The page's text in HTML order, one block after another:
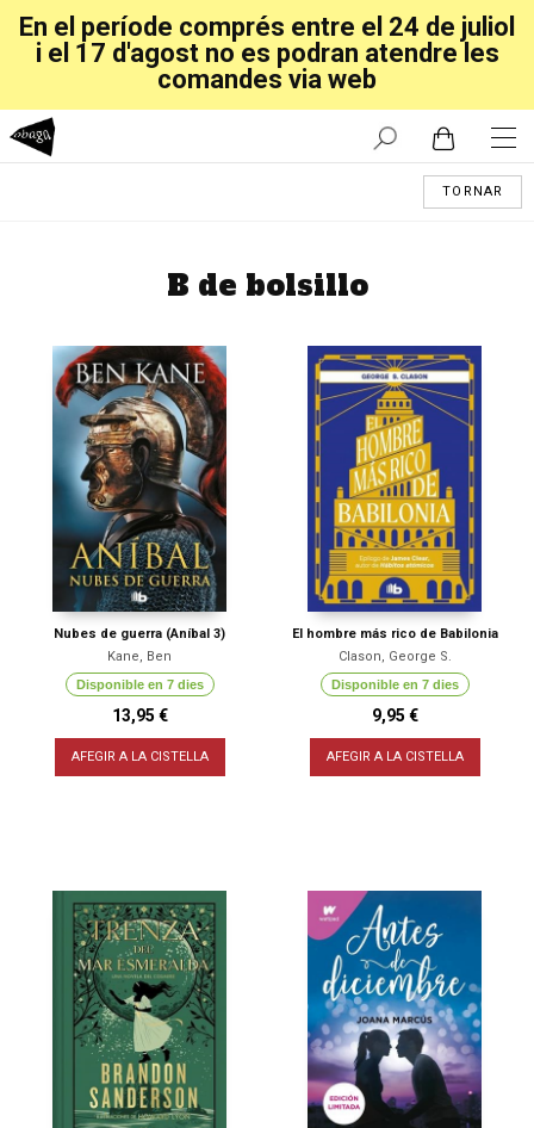
En el període comprés entre el 24 de juliol
i el 17 d'agost no es podran atendre les
comandes via web
TORNAR
B de bolsillo
Nubes de guerra (Aníbal 3)
Kane, Ben
Disponible en 7 dies
13,95 €
AFEGIR A LA CISTELLA
El hombre más rico de Babilonia
Clason, George S.
Disponible en 7 dies
9,95 €
AFEGIR A LA CISTELLA